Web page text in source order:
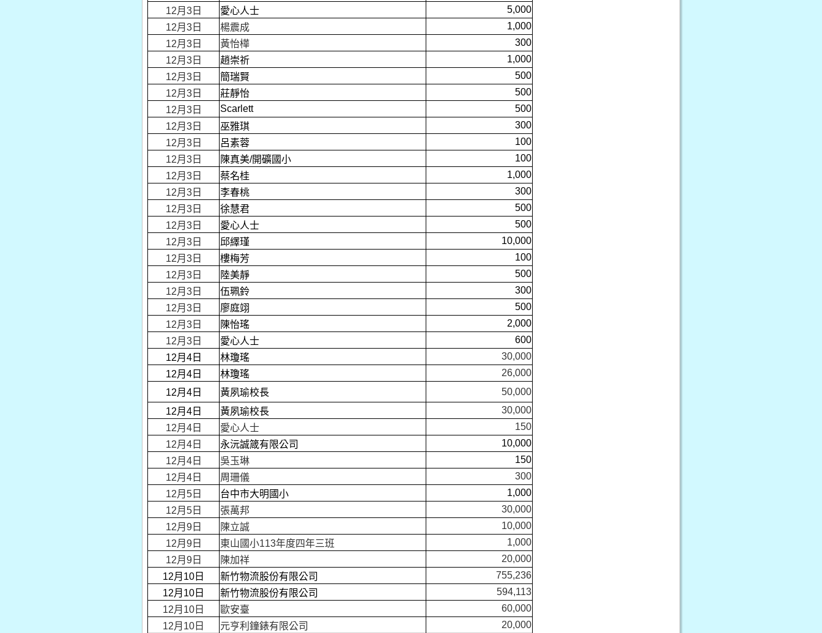
12月3日
愛心人士
5,000
12月3日
楊震成
1,000
12月3日
黃怡樺
300
12月3日
趙崇祈
1,000
12月3日
簡瑞賢
500
12月3日
莊靜怡
500
12月3日
Scarlett
500
12月3日
巫雅琪
300
12月3日
呂素蓉
100
12月3日
陳真美/開礦國小
100
12月3日
蔡名桂
1,000
12月3日
李春桃
300
12月3日
徐慧君
500
12月3日
愛心人士
500
12月3日
邱繹瑾
10,000
12月3日
樓梅芳
100
12月3日
陸美靜
500
12月3日
伍珮鈴
300
12月3日
廖庭翊
500
12月3日
陳怡瑤
2,000
12月3日
愛心人士
600
12月4日
林瓊瑤
30,000
12月4日
林瓊瑤
26,000
12月4日
黃夙瑜校長
50,000
12月4日
黃夙瑜校長
30,000
12月4日
愛心人士
150
12月4日
永沅誠箴有限公司
10,000
12月4日
吳玉琳
150
12月4日
周珊儀
300
12月5日
台中市大明國小
1,000
12月5日
張萬邦
30,000
12月9日
陳立誠
10,000
12月9日
東山國小113年度四年三班
1,000
12月9日
陳加祥
20,000
12月10日
新竹物流股份有限公司
755,236
12月10日
新竹物流股份有限公司
594,113
12月10日
歐安臺
60,000
12月10日
元亨利鐘錶有限公司
20,000